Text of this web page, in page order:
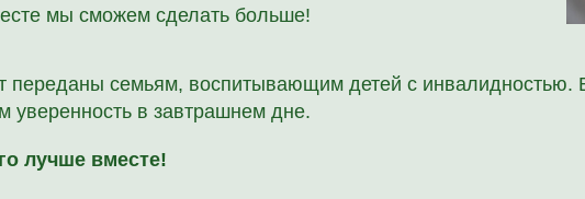
переданы семьям, воспитывающим детей с инвалидностью.
уверенность в завтрашнем дне.
лучше вместе!
мы сможем сделать больше!